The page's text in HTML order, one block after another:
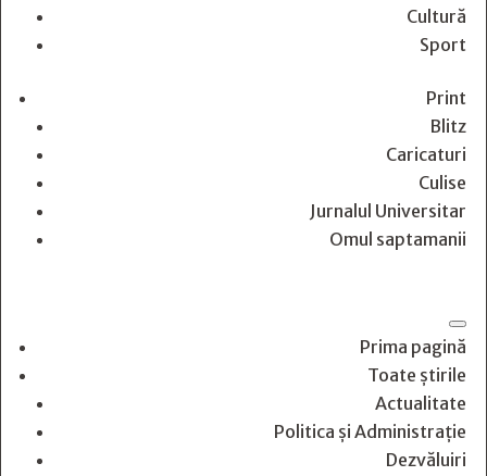
Cultură
Sport
Print
Blitz
Caricaturi
Culise
Jurnalul Universitar
Omul saptamanii
Prima pagină
Toate știrile
Actualitate
Politica și Administrație
Dezvăluiri